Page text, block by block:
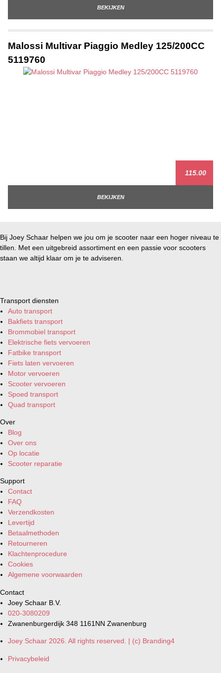
BEKIJKEN
Malossi Multivar Piaggio Medley 125/200CC
5119760
115.00
BEKIJKEN
Bij Joey Schaar helpen we jou om je scooter naar een hoger niveau te
tillen. Met een uitgebreid assortiment en een passie voor scooters
staan we altijd klaar om je te adviseren.
Transport diensten
Auto transport
Bakfiets transport
Brommobiel transport
Elektrische fiets vervoeren
Fatbike transport
Fiets laten vervoeren
Motor vervoeren
Scooter vervoeren
Spoed transport
Quad transport
Over
Blog
Over ons
Op locatie
Scooter reparatie
Support
Contact
FAQ
Verzendkosten
Levertijd
Betaalmethoden
Retourneren
Klachtenprocedure
Cookies
Algemene voorwaarden
Contact
Joey Schaar B.V.
020-3080209
Zwanenburgerdijk 348 1161NN Zwanenburg
Joey Schaar 2026. All rights reserved. | (c) Branding4
Privacybeleid